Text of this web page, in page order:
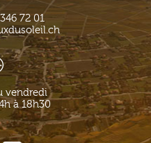
72 01
vendredi
à 18h30